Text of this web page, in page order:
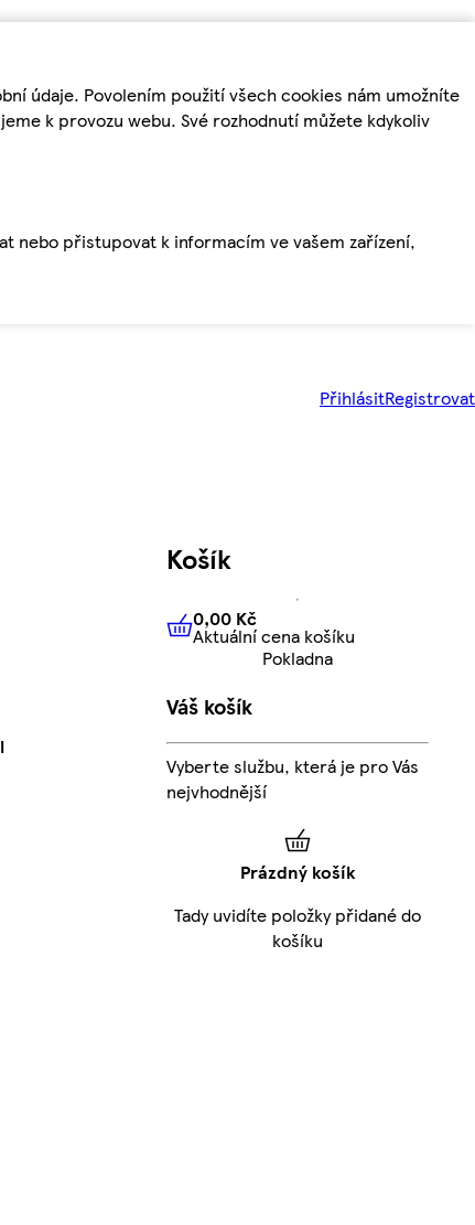
údaje. Povolením použití všech cookies nám umožníte
k provozu webu. Své rozhodnutí můžete kdykoliv
nebo přistupovat k informacím ve vašem zařízení,
PřihlásitRegistrovat
Košík
0,00 KčAktuální cena košíku
0,00 Kč
Aktuální cena košíku
Pokladna
Váš košík
Vyberte službu, která je pro Vás
nejvhodnější
Prázdný košík
Tady uvidíte položky přidané do
košíku